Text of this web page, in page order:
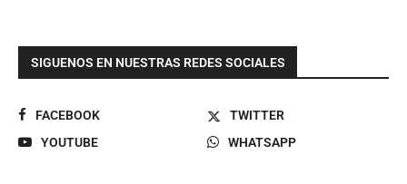
SIGUENOS EN NUESTRAS REDES SOCIALES
FACEBOOK
TWITTER
YOUTUBE
WHATSAPP